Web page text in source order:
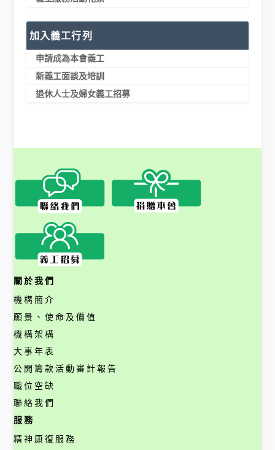
加入義工行列
申請成為本會義工
新義工面談及培訓
退休人士及婦女義工招募
關於我們
機構簡介
願景、使命及價值
機構架構
大事年表
公開籌款活動審計報告
職位空缺
聯絡我們
服務
精神康復服務